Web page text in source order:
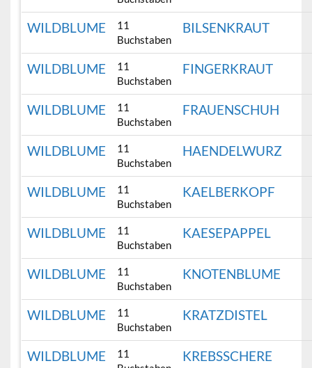
WILDBLUME
11
Buchstaben
BILSENKRAUT
WILDBLUME
11
Buchstaben
FINGERKRAUT
WILDBLUME
11
Buchstaben
FRAUENSCHUH
WILDBLUME
11
Buchstaben
HAENDELWURZ
WILDBLUME
11
Buchstaben
KAELBERKOPF
WILDBLUME
11
Buchstaben
KAESEPAPPEL
WILDBLUME
11
Buchstaben
KNOTENBLUME
WILDBLUME
11
Buchstaben
KRATZDISTEL
WILDBLUME
11
KREBSSCHERE